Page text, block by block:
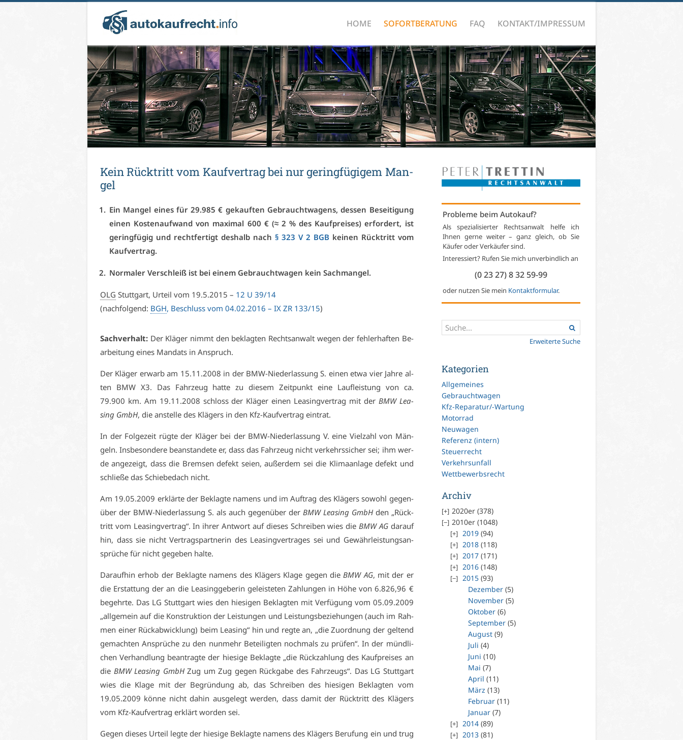
HOME SOFORTBERATUNG FAQ KONTAKT/IMPRESSUM
Kein Rück­tritt vom Kauf­ver­trag bei nur ge­ring­fü­gi­gem Man­
gel
Ein Man­gel ei­nes für 29.985 € ge­kauf­ten Ge­braucht­wa­gens, des­sen Be­sei­ti­gung
ei­nen Kos­ten­auf­wand von ma­xi­mal 600 € (≈ 2 % des Kauf­prei­ses) er­for­dert, ist
ge­ring­fü­gig und recht­fer­tigt des­halb nach § 323 V 2 BGB kei­nen Rück­tritt vom
Kauf­ver­trag.
Nor­ma­ler Ver­schleiß ist bei ei­nem Ge­braucht­wa­gen kein Sach­man­gel.
OLG Stutt­gart, Ur­teil vom 19.5.2015 – 12 U 39/14
(nach­fol­gend: BGH, Be­schluss vom 04.02.2016 – IX ZR 133/15)
Sach­ver­halt: Der Klä­ger nimmt den be­klag­ten Rechts­an­walt we­gen der feh­ler­haf­ten Be­
ar­bei­tung ei­nes Man­dats in An­spruch.
Der Klä­ger er­warb am 15.11.2008 in der BMW-Nie­der­las­sung S. ei­nen et­wa vier Jah­re al­
ten BMW X3. Das Fahr­zeug hat­te zu die­sem Zeit­punkt ei­ne Lauf­leis­tung von ca.
79.900 km. Am 19.11.2008 schloss der Klä­ger ei­nen Lea­sing­ver­trag mit der BMW Lea­
sing GmbH, die an­stel­le des Klä­gers in den Kfz-Kauf­ver­trag ein­trat.
In der Fol­ge­zeit rüg­te der Klä­ger bei der BMW-Nie­der­las­sung V. ei­ne Viel­zahl von Män­
geln. Ins­be­son­de­re be­an­stan­de­te er, dass das Fahr­zeug nicht ver­kehrs­si­cher sei; ihm wer­
de an­ge­zeigt, dass die Brem­sen de­fekt sei­en, au­ßer­dem sei die Kli­ma­an­la­ge de­fekt und
schlie­ße das Schie­be­dach nicht.
Am 19.05.2009 er­klär­te der Be­klag­te na­mens und im Auf­trag des Klä­gers so­wohl ge­gen­
über der BMW-Nie­der­las­sung S. als auch ge­gen­über der BMW Lea­sing GmbHden „Rück­
tritt vom Lea­sing­ver­trag“. In ih­rer Ant­wort auf die­ses Schrei­ben wies die BMW AG dar­auf
hin, dass sie nicht Ver­trags­part­ne­rin des Lea­sing­ver­tra­ges sei und Ge­währ­leis­tungs­an­
sprü­che für nicht ge­ge­ben hal­te.
Dar­auf­hin er­hob der Be­klag­te na­mens des Klä­gers Kla­ge ge­gen dieBMW AG, mit der er
die Er­stat­tung der an die Lea­sing­ge­be­rin ge­leis­te­ten Zah­lun­gen in Hö­he von 6.826,96 €
be­gehr­te. Das LG Stutt­gart wies den hie­si­gen Be­klag­ten mit Ver­fü­gung vom 05.09.2009
„all­ge­mein auf die Kon­struk­ti­on der Leis­tun­gen und Leis­tungs­be­zie­hun­gen (auch im Rah­
men ei­ner Rück­ab­wick­lung) beim Lea­sing“ hin und reg­te an, „die Zu­ord­nung der gel­tend
ge­mach­ten An­sprü­che zu den nun­mehr Be­tei­lig­ten noch­mals zu prü­fen“. In der münd­li­
chen Ver­hand­lung be­an­trag­te der hie­si­ge Be­klag­te „die Rück­zah­lung des Kauf­prei­ses an
die BMW Lea­sing GmbHZug um Zug ge­gen Rück­ga­be des Fahr­zeugs“. Das LG Stutt­gart
wies die Kla­ge mit der Be­grün­dung ab, das Schrei­ben des hie­si­gen Be­klag­ten vom
19.05.2009 kön­ne nicht da­hin aus­ge­legt wer­den, dass da­mit der Rück­tritt des Klä­gers
vom Kfz-Kauf­ver­trag er­klärt wor­den sei.
Ge­gen die­ses Ur­teil leg­te der hie­si­ge Be­klag­te na­mens des Klä­gers Be­ru­fung ein und trug
Probleme beim Autokauf?
Als spezialisierter Rechtsanwalt helfe ich
Ihnen gerne weiter – ganz gleich, ob Sie
Käufer oder Verkäufer sind.
Interessiert? Rufen Sie mich unverbindlich an
(0 23 27) 8 32 59-99
oder nutzen Sie mein Kontaktformular.
Erweiterte Suche
Kategorien
Allgemeines
Gebrauchtwagen
Kfz-Reparatur/-Wartung
Motorrad
Neuwagen
Referenz (intern)
Steuerrecht
Verkehrsunfall
Wettbewerbsrecht
Archiv
2020er (378)
2010er (1048)
2019 (94)
2018 (118)
2017 (171)
2016 (148)
2015 (93)
Dezember (5)
November (5)
Oktober (6)
September (5)
August (9)
Juli (4)
Juni (10)
Mai (7)
April (11)
März (13)
Februar (11)
Januar (7)
2014 (89)
2013 (81)